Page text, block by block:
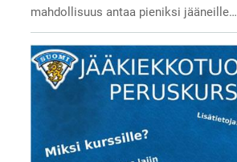
mahdollisuus antaa pieniksi jääneille…